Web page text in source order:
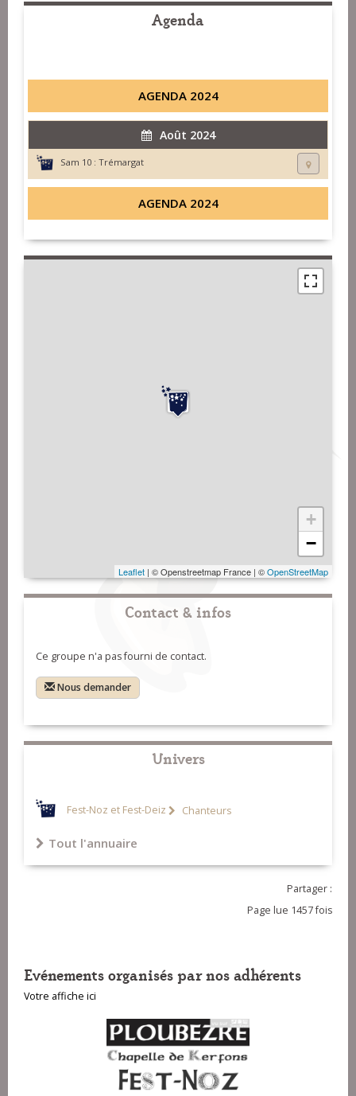
Agenda
AGENDA 2024
Août 2024
Sam 10 : Trémargat
AGENDA 2024
+
−
Leaflet | © Openstreetmap France | ©OpenStreetMap
Contact & infos
Ce groupe n'a pas fourni de contact.
Nous demander
Univers
Fest-Noz et Fest-Deiz Chanteurs
Tout l'annuaire
Partager :
Page lue 1457 fois
Evénements organisés par nos adhérents
Votre affiche ici